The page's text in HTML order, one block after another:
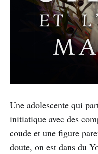
Une adolescente qui
initiatique avec des
coude et une figure
doute, on est dans du